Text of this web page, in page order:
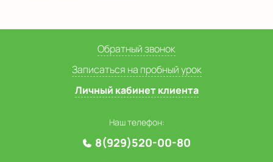
Обратный звонок
Записаться на пробный урок
Личный кабинет клиента
Наш телефон:
8(929)520-00-80